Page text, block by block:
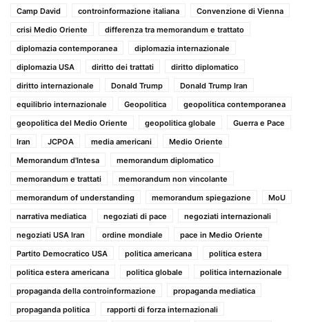
Camp David
controinformazione italiana
Convenzione di Vienna
crisi Medio Oriente
differenza tra memorandum e trattato
diplomazia contemporanea
diplomazia internazionale
diplomazia USA
diritto dei trattati
diritto diplomatico
diritto internazionale
Donald Trump
Donald Trump Iran
equilibrio internazionale
Geopolitica
geopolitica contemporanea
geopolitica del Medio Oriente
geopolitica globale
Guerra e Pace
Iran
JCPOA media americani
Medio Oriente
Memorandum d'Intesa
memorandum diplomatico
memorandum e trattati
memorandum non vincolante
memorandum of understanding
memorandum spiegazione
MoU
narrativa mediatica
negoziati di pace
negoziati internazionali
negoziati USA Iran
ordine mondiale
pace in Medio Oriente
Partito Democratico USA
politica americana
politica estera
politica estera americana
politica globale
politica internazionale
propaganda della controinformazione
propaganda mediatica
propaganda politica
rapporti di forza internazionali